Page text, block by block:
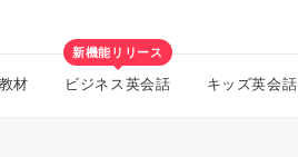
材
新機能リリース
ビジネス英会話 キッズ英会話